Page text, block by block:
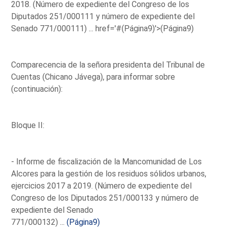
2018. (Número de expediente del Congreso de los
Diputados 251/000111 y número de expediente del
Senado 771/000111) ...href='#(Página9)'>(Página9)
Comparecencia de la señora presidenta del Tribunal de
Cuentas (Chicano Jávega), para informar sobre
(continuación):
Bloque II:
- Informe de fiscalización de la Mancomunidad de Los
Alcores para la gestión de los residuos sólidos urbanos,
ejercicios 2017 a 2019. (Número de expediente del
Congreso de los Diputados 251/000133 y número de
expediente del Senado
771/000132) ...(Página9)